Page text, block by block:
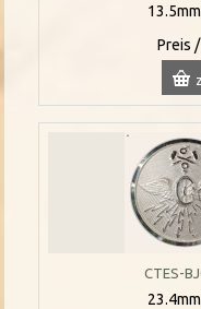
Preis
CTES-